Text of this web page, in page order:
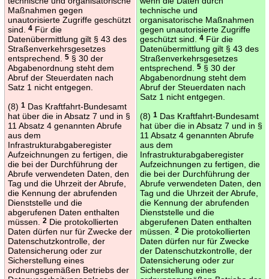
Maßnahmen gegen
unautorisierte Zugriffe geschützt
sind.
4Für die
Datenübermittlung gilt § 43 des
Straßenverkehrsgesetzes
entsprechend.
5§ 30 der
Abgabenordnung steht dem
Abruf der Steuerdaten nach
Satz 1 nicht entgegen.
(8) 1Das Kraftfahrt-Bundesamt
hat über die in Absatz 7 und in §
11 Absatz 4 genannten Abrufe
aus dem
Infrastrukturabgaberegister
Aufzeichnungen zu fertigen, die
die bei der Durchführung der
Abrufe verwendeten Daten, den
Tag und die Uhrzeit der Abrufe,
die Kennung der abrufenden
Dienststelle und die
abgerufenen Daten enthalten
müssen.
2Die protokollierten
Daten dürfen nur für Zwecke der
Datenschutzkontrolle, der
Datensicherung oder zur
Sicherstellung eines
ordnungsgemäßen Betriebs der
technische und
organisatorische Maßnahmen
gegen unautorisierte Zugriffe
geschützt sind.
4Für die
Datenübermittlung gilt § 43 des
Straßenverkehrsgesetzes
entsprechend.
5§ 30 der
Abgabenordnung steht dem
Abruf der Steuerdaten nach
Satz 1 nicht entgegen.
(8) 1Das Kraftfahrt-Bundesamt
hat über die in Absatz 7 und in §
11 Absatz 4 genannten Abrufe
aus dem
Infrastrukturabgaberegister
Aufzeichnungen zu fertigen, die
die bei der Durchführung der
Abrufe verwendeten Daten, den
Tag und die Uhrzeit der Abrufe,
die Kennung der abrufenden
Dienststelle und die
abgerufenen Daten enthalten
müssen.
2Die protokollierten
Daten dürfen nur für Zwecke
der Datenschutzkontrolle, der
Datensicherung oder zur
Sicherstellung eines